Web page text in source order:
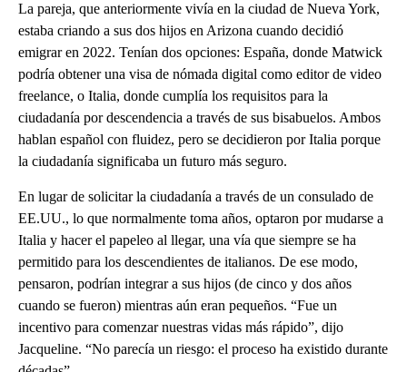
La pareja, que anteriormente vivía en la ciudad de Nueva York,
estaba criando a sus dos hijos en Arizona cuando decidió
emigrar en 2022. Tenían dos opciones: España, donde Matwick
podría obtener una visa de nómada digital como editor de video
freelance, o Italia, donde cumplía los requisitos para la
ciudadanía por descendencia a través de sus bisabuelos. Ambos
hablan español con fluidez, pero se decidieron por Italia porque
la ciudadanía significaba un futuro más seguro.
En lugar de solicitar la ciudadanía a través de un consulado de
EE.UU., lo que normalmente toma años, optaron por mudarse a
Italia y hacer el papeleo al llegar, una vía que siempre se ha
permitido para los descendientes de italianos. De ese modo,
pensaron, podrían integrar a sus hijos (de cinco y dos años
cuando se fueron) mientras aún eran pequeños. “Fue un
incentivo para comenzar nuestras vidas más rápido”, dijo
Jacqueline. “No parecía un riesgo: el proceso ha existido durante